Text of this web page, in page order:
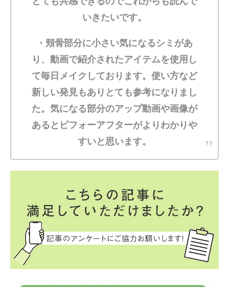
いきたいです。
・頬骨部分に小さい気になるシミがあ
り、動画で紹介されたアイテムを使用し
て毎日メイクしております。使い方など
新しい発見もありとても参考になりまし
た。気になる部分のアップ動画や画像が
あるとビフォーアフターがよりわかりや
すいと思います。